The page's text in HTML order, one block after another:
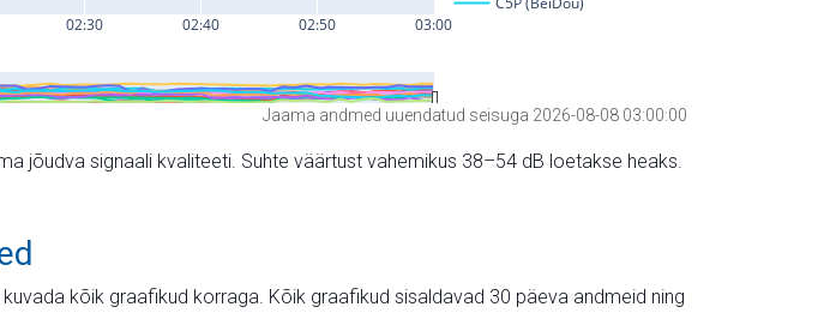
Jaama andmed uuendatud seisuga 2026-08-08 03:00:00
jõudva signaali kvaliteeti. Suhte väärtust vahemikus 38–54 dB loetakse heaks.
kõik graafikud korraga. Kõik graafikud sisaldavad 30 päeva andmeid ning